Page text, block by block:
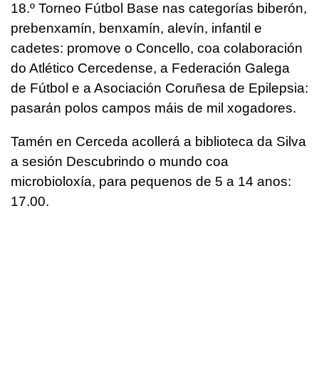
18.º Torneo Fútbol Base nas categorías biberón,
prebenxamín, benxamín, alevín, infantil e
cadetes: promove o Concello, coa colaboración
do Atlético Cercedense, a Federación Galega
de Fútbol e a Asociación Coruñesa de Epilepsia:
pasarán polos campos máis de mil xogadores.
Tamén en Cerceda acollerá a biblioteca da Silva
a sesión Descubrindo o mundo coa
microbioloxía, para pequenos de 5 a 14 anos:
17.00.